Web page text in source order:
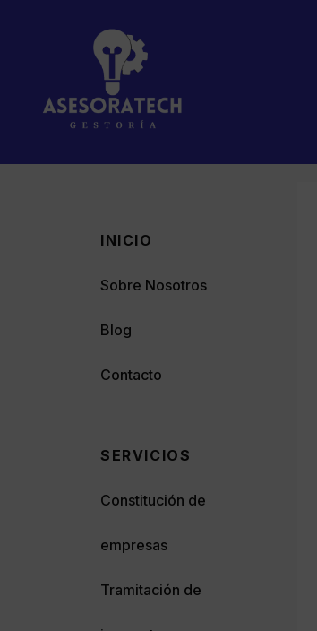
INICIO
Sobre Nosotros
Blog
Contacto
SERVICIOS
Constitución de
empresas
Tramitación de